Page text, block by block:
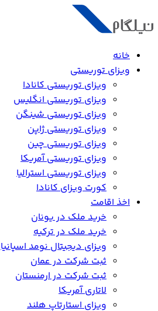
خانه
ویزای توریستی
ویزای توریستی کانادا
ویزای توریستی انگلیس
ویزای توریستی شینگن
ویزای توریستی ژاپن
ویزای توریستی چین
ویزای توریستی آمریکا
ویزای توریستی استرالیا
کورت ویزای کانادا
اخذ اقامت
خرید ملک در یونان
خرید ملک در ترکیه
ویزای دیجیتال نومد اسپانیا
ثبت شرکت در عمان
ثبت شرکت در ارمنستان
لاتاری آمریکا
ویزای استارتاپ هلند